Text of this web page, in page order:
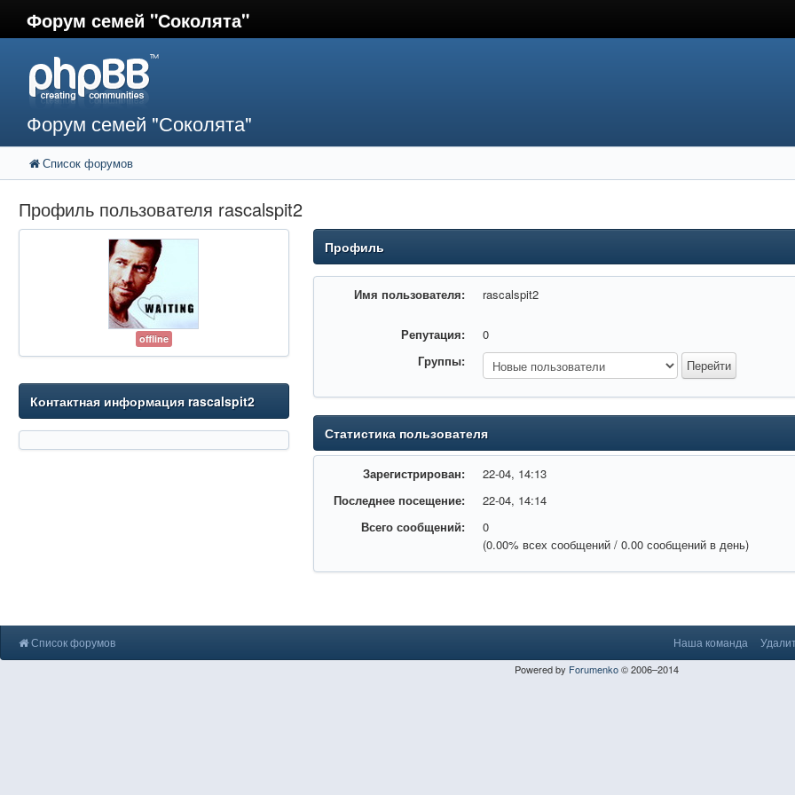
Форум семей "Соколята"
Форум семей "Соколята"
Список форумов
Профиль пользователя rascalspit2
offline
Контактная информация rascalspit2
Профиль
Имя пользователя: rascalspit2
Репутация:
0
Группы:
Статистика пользователя
Зарегистрирован:
22-04, 14:13
Последнее посещение:
22-04, 14:14
Всего сообщений:
0
(0.00% всех сообщений / 0.00 сообщений в день)
Список форумов Наша команда
Powered by Forumenko© 2006–2014